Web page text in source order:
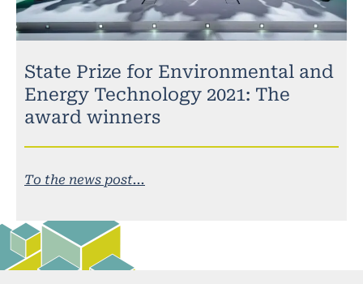
State Prize for Environmental and
Energy Technology 2021: The
award winners
To the news post...